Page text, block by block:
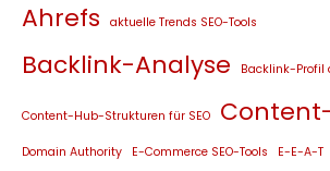
Ahrefs aktuelle Trends SEO-Tools
Backlink-Analyse Backlink-Profil
Content-Hub-Strukturen für SEO
Domain Authority E-Commerce SEO-Tools E-E-A-T